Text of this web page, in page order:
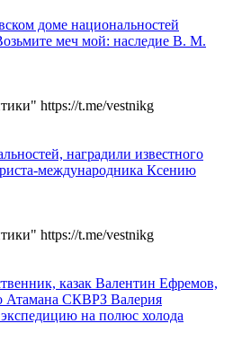
доме национальностей
меч мой: наследие В. М.
https://t.me/vestnikg
наградили известного
международника Ксению
https://t.me/vestnikg
казак Валентин Ефремов,
Атамана СКВРЗ Валерия
на полюс холода